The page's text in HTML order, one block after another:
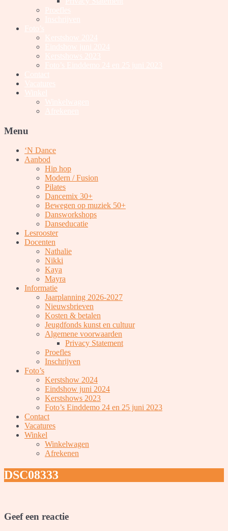
Menu
‘N Dance
Aanbod
Hip hop
Modern / Fusion
Pilates
Dancemix 30+
Bewegen op muziek 50+
Dansworkshops
Danseducatie
Lesrooster
Docenten
Nathalie
Nikki
Kaya
Mayra
Informatie
Jaarplanning 2026-2027
Nieuwsbrieven
Kosten & betalen
Jeugdfonds kunst en cultuur
Algemene voorwaarden
Privacy Statement
Proefles
Inschrijven
Foto’s
Kerstshow 2024
Eindshow juni 2024
Kerstshows 2023
Foto’s Einddemo 24 en 25 juni 2023
Contact
Vacatures
Winkel
Winkelwagen
Afrekenen
DSC08333
Geef een reactie